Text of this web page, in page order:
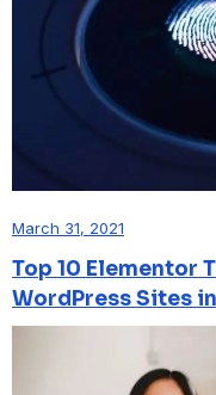
March 31, 2021
Top 10 Elementor
WordPress Sites